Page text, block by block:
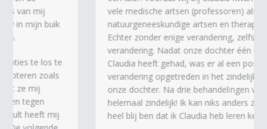
vele medische artsen (professoren) als
natuurgeneeskundige artsen en therapeuten bezocht.
Echter zonder enige verandering, zelfs geen kleine
verandering. Nadat onze dochter één behandeling bij
Claudia heeft gehad, was er al een positieve
verandering opgetreden in het zindelijkheidspatroon van
onze dochter. Na drie behandelingen was onze dochter
helemaal zindelijk! Ik kan niks anders zeggen dan dat ik
heel blij ben dat ik Claudia heb leren kennen.